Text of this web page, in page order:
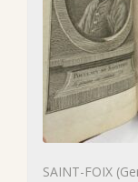
SAINT-FOIX